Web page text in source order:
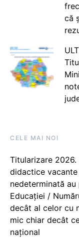
că
CELE MAI NOI
Titularizare
didactice
nedeterminată
Educației /
decât al celor cu
mic chiar decât
național